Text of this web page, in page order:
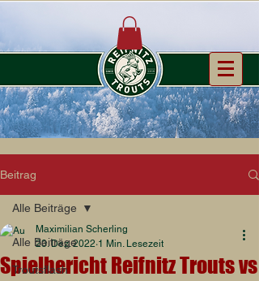
Beitrag
Alle Beiträge
Troutsflash
Alle Beiträge
Spielbericht Reifnitz Trouts vs
Maximilian Scherling
23. Dez. 2022 1 Min. Lesezeit